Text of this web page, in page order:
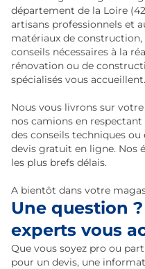
département de la Loire
artisans professionnels et
matériaux de construction,
conseils nécessaires à la
rénovation ou de
spécialisés vous accueillent.
Nous vous livrons sur
nos camions en
des conseils techniques
devis gratuit en ligne. Nos
les plus brefs délais.
A bientôt dans votre
Une question
experts vous
Que vous soyez pro ou
pour un devis, une